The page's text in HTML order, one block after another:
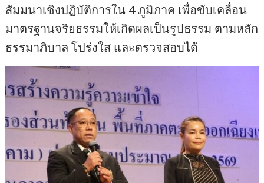
สัมมนาเชิงปฏิบัติการใน 4 ภูมิภาค เพื่อขับเคลื่อน
มาตรฐานจริยธรรมให้เกิดผลเป็นรูปธรรม ตามหลัก
ธรรมาภิบาล โปร่งใส และตรวจสอบได้